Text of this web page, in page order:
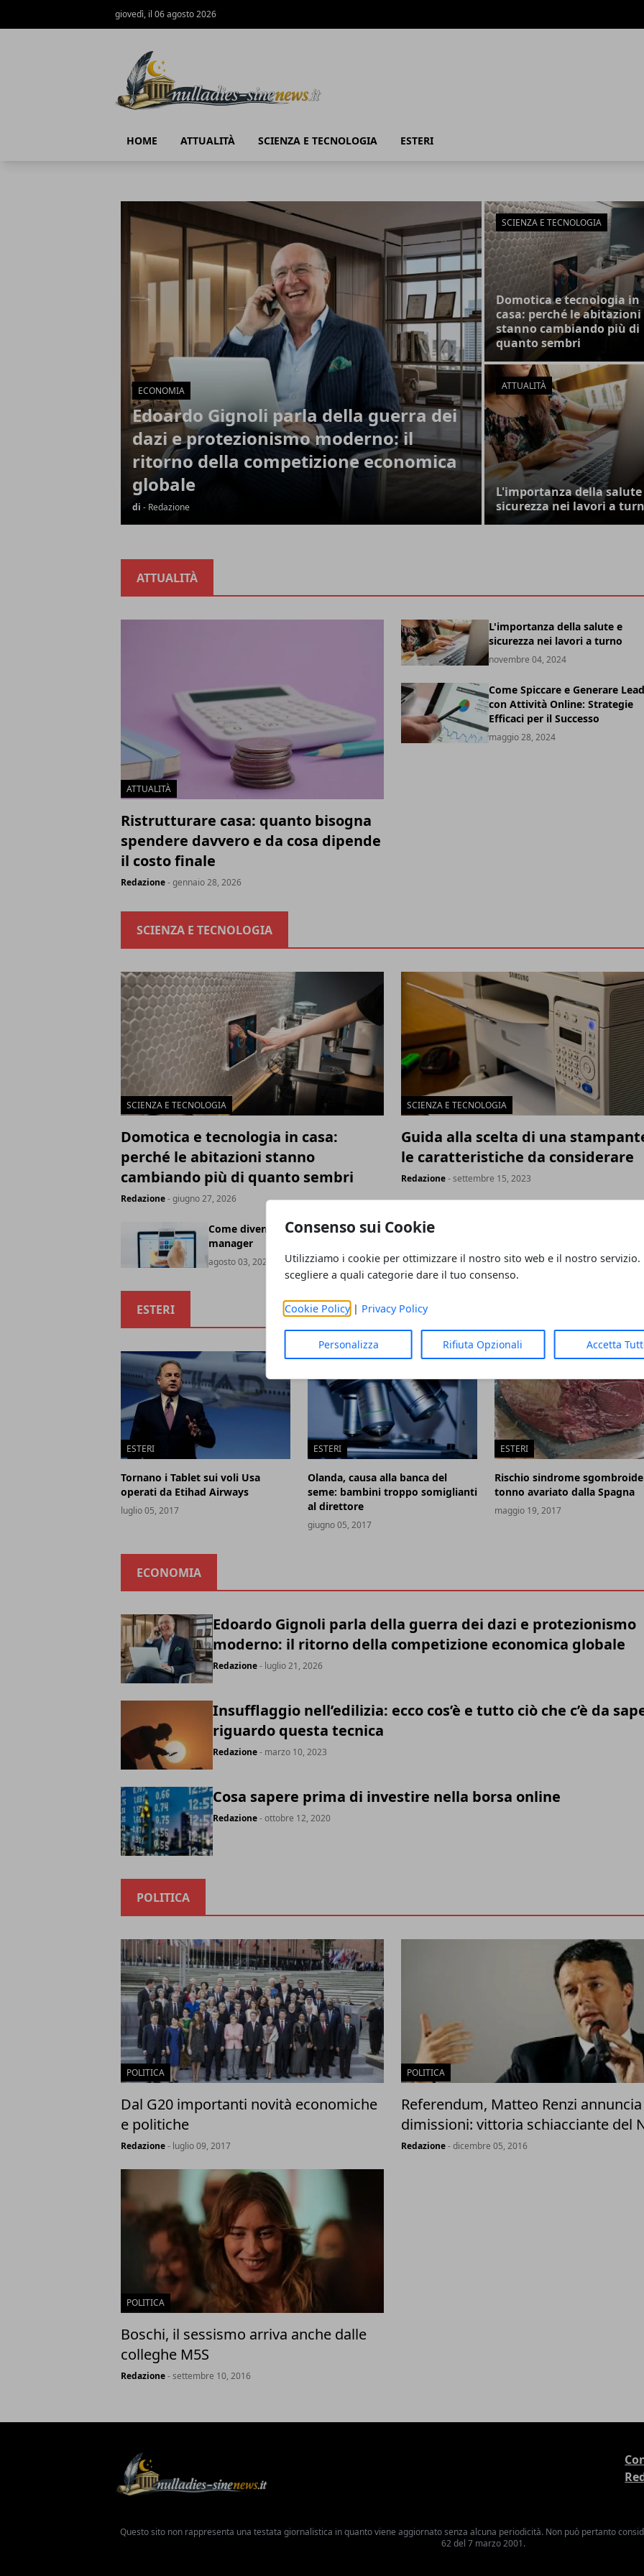
Consenso sui Cookie
Utilizziamo i cookie per ottimizzare il nostro sito web e il nostro servizio.
scegliere a quali categorie dare il tuo consenso.
Cookie Policy| Privacy Policy
Personalizza Rifiuta Opzionali Accetta
giovedì, il 06 agosto 2026
HOME ATTUALITÀ SCIENZA E TECNOLOGIA ESTERI
Articoli in Evidenza
ECONOMIA
Edoardo Gignoli parla della guerra dei
dazi e protezionismo moderno: il
ritorno della competizione economica
globale
di - Redazione
SCIENZA E TECNOLOGIA
Domotica e tecnologia in
casa: perché le abitazioni
stanno cambiando più di
quanto sembri
ATTUALITÀ
L'importanza della salute
sicurezza nei lavori a
ATTUALITÀ
ATTUALITÀ
Ristrutturare casa: quanto bisogna
spendere davvero e da cosa dipende
il costo finale
Redazione- gennaio 28, 2026
L'importanza della salute e
sicurezza nei lavori a turno
novembre 04, 2024
Come Spiccare e Generare Lead
con Attività Online: Strategie
Efficaci per il Successo
maggio 28, 2024
SCIENZA E TECNOLOGIA
SCIENZA E TECNOLOGIA
Domotica e tecnologia in casa:
perché le abitazioni stanno
cambiando più di quanto sembri
Redazione- giugno 27, 2026
SCIENZA E TECNOLOGIA
Guida alla scelta di una
le caratteristiche da considerare
Redazione- settembre 15, 2023
Come diventare social media
manager
agosto 03, 2021
ESTERI
ESTERI
Tornano i Tablet sui voli Usa
operati da Etihad Airways
luglio 05, 2017
ESTERI
Olanda, causa alla banca del
seme: bambini troppo somiglianti
al direttore
giugno 05, 2017
ESTERI
Rischio sindrome
tonno avariato dalla Spagna
maggio 19, 2017
ECONOMIA
Edoardo Gignoli parla della guerra dei dazi e protezionismo
moderno: il ritorno della competizione economica globale
Redazione- luglio 21, 2026
Insufflaggio nell’edilizia: ecco cos’è e tutto ciò che c’è da
riguardo questa tecnica
Redazione- marzo 10, 2023
Cosa sapere prima di investire nella borsa online
Redazione- ottobre 12, 2020
POLITICA
POLITICA
Dal G20 importanti novità economiche
e politiche
Redazione- luglio 09, 2017
POLITICA
Referendum, Matteo Renzi
dimissioni: vittoria schiacciante del
Redazione- dicembre 05, 2016
POLITICA
Boschi, il sessismo arriva anche dalle
colleghe M5S
Redazione- settembre 10, 2016
Questo sito non rappresenta una testata giornalistica in quanto viene aggiornato senza alcuna periodicità. Non può pertanto
62 del 7 marzo 2001.